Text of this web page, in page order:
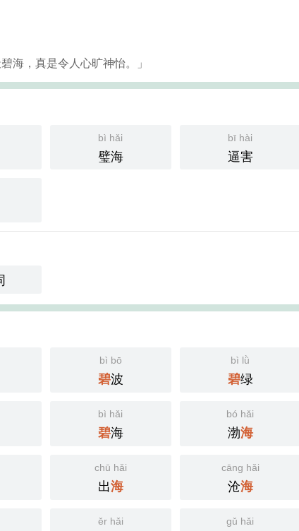
海，真是令人心旷神怡。」
bì hǎi
璧海
bī hài
逼害
bì bō
碧波
bì lǜ
碧绿
bì hǎi
碧海
bó hǎi
渤海
chū hǎi
出海
cāng hǎi
沧海
ěr hǎi gǔ hǎi